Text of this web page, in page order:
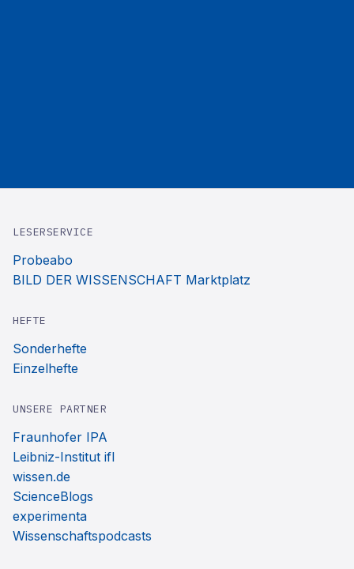
LESERSERVICE
Probeabo
BILD DER WISSENSCHAFT Marktplatz
HEFTE
Sonderhefte
Einzelhefte
UNSERE PARTNER
Fraunhofer IPA
Leibniz-Institut ifl
wissen.de
ScienceBlogs
experimenta
Wissenschaftspodcasts